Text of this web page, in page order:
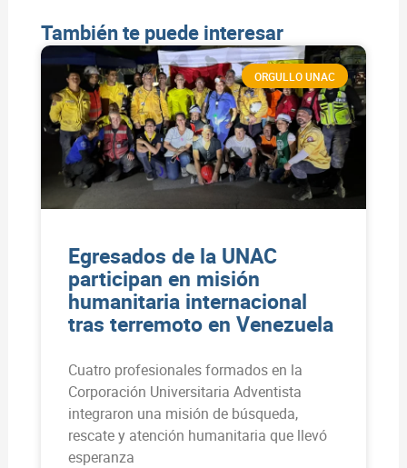
También te puede interesar
ORGULLO UNAC
Egresados de la UNAC
participan en misión
humanitaria internacional
tras terremoto en Venezuela
Cuatro profesionales formados en la
Corporación Universitaria Adventista
integraron una misión de búsqueda,
rescate y atención humanitaria que llevó
esperanza